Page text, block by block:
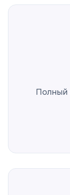
Полный